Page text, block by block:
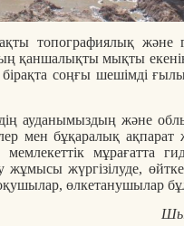
топографиялық және
қаншалықты мықты
бірақта соңғы шешімді
ауданымыздың және
мен бұқаралық ақпарат
мұрағатта
жүргізілуде,
оқушылар, өлкетанушылар